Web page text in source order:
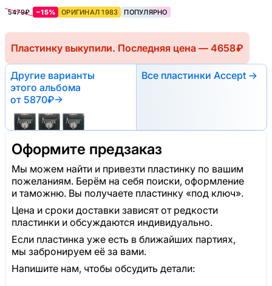
5479₽ −15% ОРИГИНАЛ 1983 ПОПУЛЯРНО
Пластинку выкупили. Последняя цена — 4658 ₽
Другие варианты
этого альбома
от 5870₽→
Все пластинки Accept →
Оформите предзаказ
Мы можем найти и привезти пластинку по вашим
пожеланиям. Берём на себя поиски, оформление
и таможню. Вы получаете пластинку «под ключ».
Цена и сроки доставки зависят от редкости
пластинки и обсуждаются индивидуально.
Если пластинка уже есть в ближайших партиях,
мы забронируем её за вами.
Напишите нам, чтобы обсудить детали: